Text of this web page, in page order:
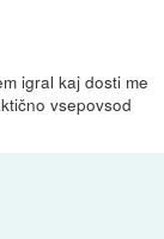
igral kaj dosti me
vsepovsod